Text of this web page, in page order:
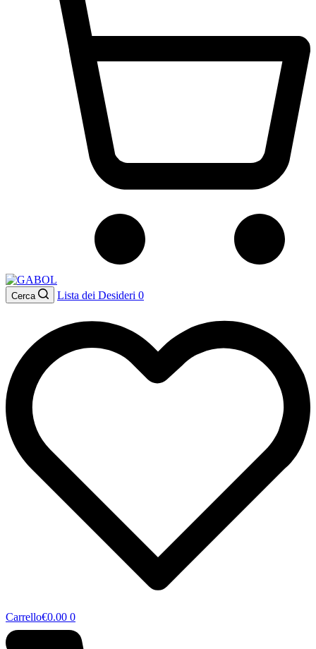
Cerca Lista dei Desideri 0
Carrello€0.00 0